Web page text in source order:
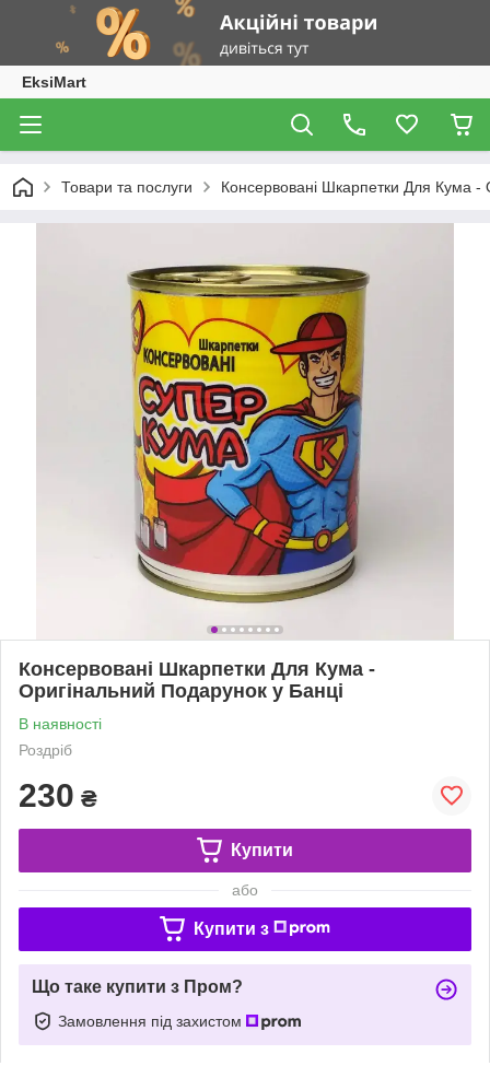
EksiMart
Товари та послуги Консервовані Шкарпетки Для Кума -
Консервовані Шкарпетки Для Кума -
Оригінальний Подарунок у Банці
В наявності
Роздріб
230 ₴
Купити
або
Купити з
Що таке купити з Пром?
Замовлення під захистом